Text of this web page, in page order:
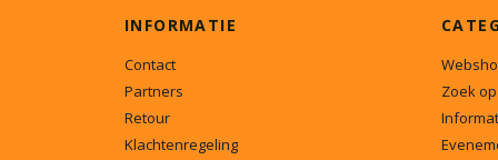
INFORMATIE
Contact
Partners
Retour
Klachtenregeling
Zoek